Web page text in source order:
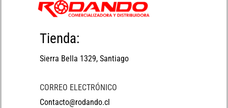
Tienda:
Sierra Bella 1329, Santiago
CORREO ELECTRÓNICO
Contacto@rodando.cl